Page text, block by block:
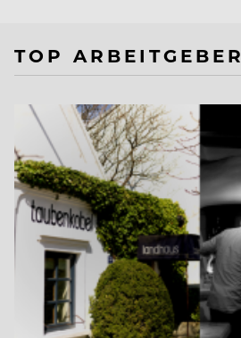
TOP ARBEITGEBER